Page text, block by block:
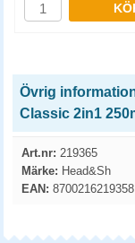
Övrig
Classic 2in1
Art.nr: 219365
Märke: Head&Sh
EAN: 8700216219358